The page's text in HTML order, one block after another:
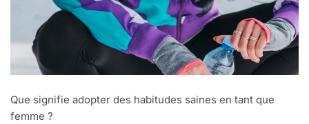
Que signifie adopter des habitudes saines en tant que
femme ?